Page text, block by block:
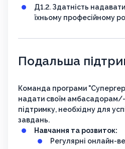
Д1.2. Здатність
їхньому професійному
Подальша
Команда програми
надати своїм амбасадорам/-
підтримку, необхідну для
завдань.
Навчання та розвиток:
Регулярні онлайн-